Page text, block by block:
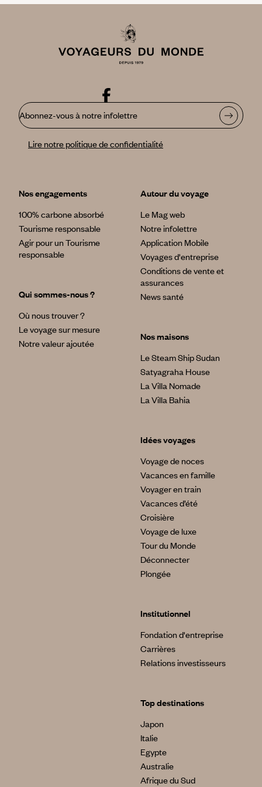
Abonnez-vous à notre infolettre
Lire notre politique de confidentialité
Nos engagements
100% carbone absorbé
Tourisme responsable
Agir pour un Tourisme
responsable
Qui sommes-nous ?
Où nous trouver ?
Le voyage sur mesure
Notre valeur ajoutée
Autour du voyage
Le Mag web
Notre infolettre
Application Mobile
Voyages d'entreprise
Conditions de vente et
assurances
News santé
Nos maisons
Le Steam Ship Sudan
Satyagraha House
La Villa Nomade
La Villa Bahia
Idées voyages
Voyage de noces
Vacances en famille
Voyager en train
Vacances d’été
Croisière
Voyage de luxe
Tour du Monde
Déconnecter
Plongée
Institutionnel
Fondation d'entreprise
Carrières
Relations investisseurs
Top destinations
Japon
Italie
Egypte
Australie
Afrique du Sud